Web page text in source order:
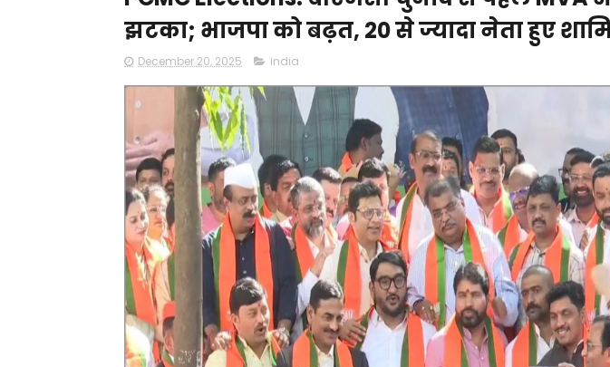
झटका; भाजपा को बढ़त, 20 से ज्यादा नेता हुए
December 20, 2025 india